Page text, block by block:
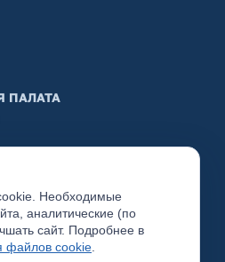
ПАЛАТА
Необходимые
аналитические (по
сайт. Подробнее в
файлов cookie